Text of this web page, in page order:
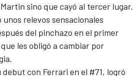
sino que cayó al tercer lugar.
relevos sensacionales
del pinchazo en el primer
les obligó a cambiar por
debut con Ferrari en el #71, logró